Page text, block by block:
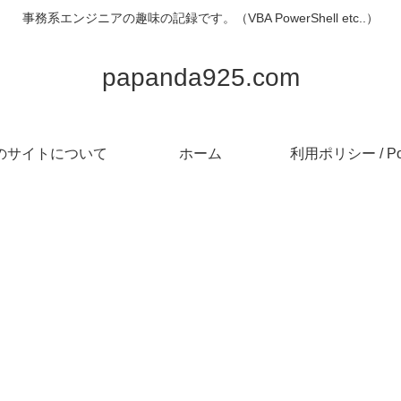
事務系エンジニアの趣味の記録です。（VBA PowerShell etc..）
papanda925.com
サイトについて ホーム 利用ポリシー /